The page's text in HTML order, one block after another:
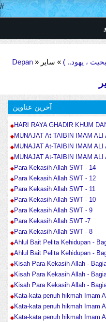
#
Depan » ، یهود.. ) » سایر
آخرین عناوین
HARI RAYA GHADIR KHUM
MUNAJAT At-TAIBIN IMAM ALI
MUNAJAT At-TAIBIN IMAM ALI
MUNAJAT At-TAIBIN IMAM ALI
Para Kekasih Allah SWT - 14
Para Kekasih Allah SWT - 12
Para Kekasih Allah SWT - 11
Para Kekasih Allah SWT - 10
Para Kekasih Allah SWT - 9
Para Kekasih Allah SWT -7
Para Kekasih Allah SWT - 8
Ahlul Bait Pelita Kehidupan -
Ahlul Bait Pelita Kehidupan -
Kisah Para Kekasih Allah -
Kisah Para Kekasih Allah -
Kisah Para Kekasih Allah -
Kata-kata penuh hikmah Imam
Kata-kata penuh hikmah Imam
Kata-kata penuh hikmah Imam